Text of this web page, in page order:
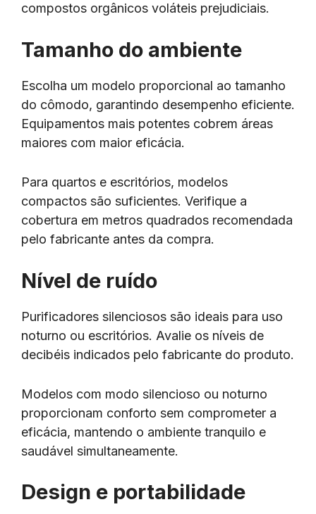
compostos orgânicos voláteis prejudiciais.
Tamanho do ambiente
Escolha um modelo proporcional ao tamanho
do cômodo, garantindo desempenho eficiente.
Equipamentos mais potentes cobrem áreas
maiores com maior eficácia.
Para quartos e escritórios, modelos
compactos são suficientes. Verifique a
cobertura em metros quadrados recomendada
pelo fabricante antes da compra.
Nível de ruído
Purificadores silenciosos são ideais para uso
noturno ou escritórios. Avalie os níveis de
decibéis indicados pelo fabricante do produto.
Modelos com modo silencioso ou noturno
proporcionam conforto sem comprometer a
eficácia, mantendo o ambiente tranquilo e
saudável simultaneamente.
Design e portabilidade